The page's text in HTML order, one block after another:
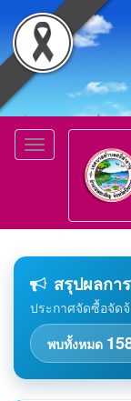
Toggle
navigation
สรุปผลกา
ประกาศจัดซื้อจัด
พบทั้งหมด